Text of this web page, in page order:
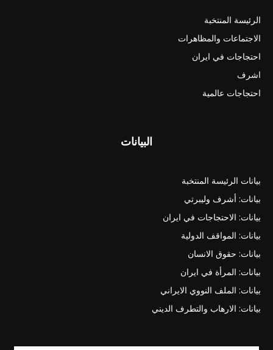
الرئيسة المنتخبة
الاجتماعات والمظاهرات
احتجاجات في ايران
اشرف
احتجاجات عالمية
البيانات
بيانات الرئيسة المنتخبة
بيانات: أشرف وليبرتي
بيانات: الاحتجاجات في ايران
بيانات: المواقف الدولية
بيانات: حقوق الانسان
بيانات: المرأة في ايران
بيانات: الملف النووي الايراني
بيانات: الارهاب والتطرف الديني